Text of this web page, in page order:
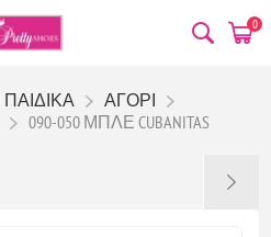
0
ΠΑΙΔΙΚΑ
ΑΓΟΡΙ
090-050 ΜΠΛΕ CUBANITAS